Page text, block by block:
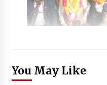
You May Like